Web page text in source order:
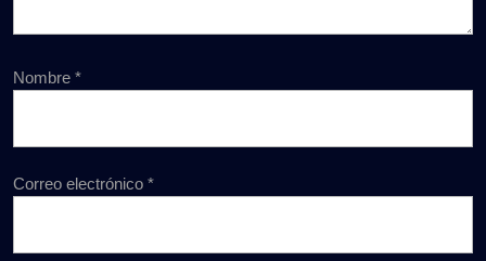
Nombre *
Correo electrónico *